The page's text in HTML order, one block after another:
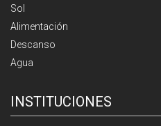
Sol
Alimentación
Descanso
Agua
INSTITUCIONES